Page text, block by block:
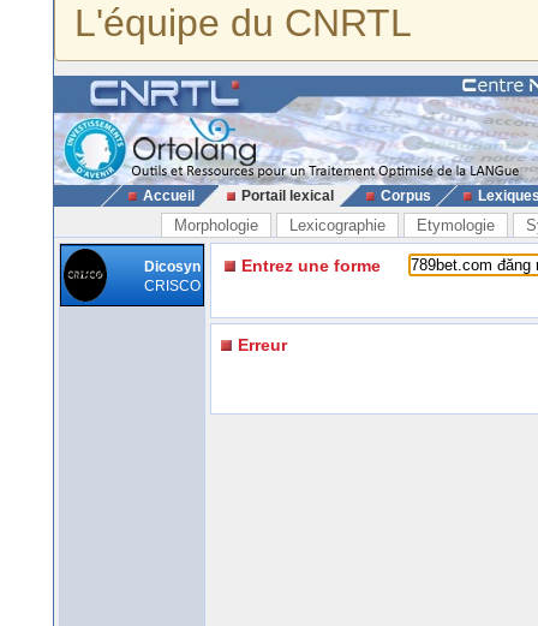
L'équipe du CNRTL
Accueil Portail lexical Corpus
Morphologie Lexicographie Etymologie
Dicosyn
CRISCO
Entrez une forme
Erreur